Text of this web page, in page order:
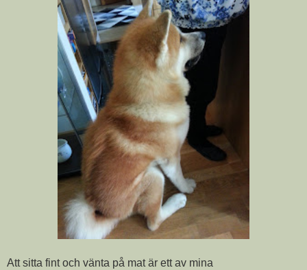
Att sitta fint och vänta på mat är ett av mina